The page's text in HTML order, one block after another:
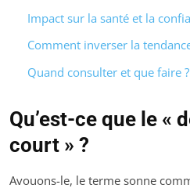
Impact sur la santé et la
Comment inverser la
Quand consulter et que faire ?
Qu’est-ce que le «
court » ?
Avouons-le, le terme sonne